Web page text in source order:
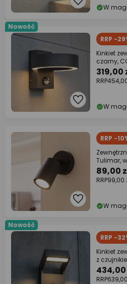
W
Nowość
RRP -
Kinkiet
czarny,
319,00
RRP
W
RRP -
Tulimar,
89,00
RRP99,00
W
Nowość
RRP -
Kinkiet
z
434,00
RRP